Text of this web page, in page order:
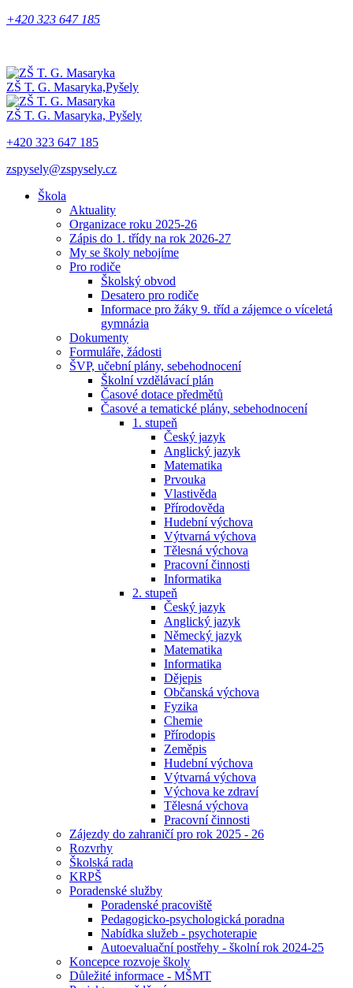
+420 323 647 185
ZŠ T. G. Masaryka,Pyšely
ZŠ T. G. Masaryka, Pyšely
+420 323 647 185
zspysely@zspysely.cz
Škola
Aktuality
Organizace roku 2025-26
Zápis do 1. třídy na rok 2026-27
My se školy nebojíme
Pro rodiče
Školský obvod
Desatero pro rodiče
Informace pro žáky 9. tříd a zájemce o víceletá
gymnázia
Dokumenty
Formuláře, žádosti
ŠVP, učební plány, sebehodnocení
Školní vzdělávací plán
Časové dotace předmětů
Časové a tematické plány, sebehodnocení
1. stupeň
Český jazyk
Anglický jazyk
Matematika
Prvouka
Vlastivěda
Přírodověda
Hudební výchova
Výtvarná výchova
Tělesná výchova
Pracovní činnosti
Informatika
2. stupeň
Český jazyk
Anglický jazyk
Německý jazyk
Matematika
Informatika
Dějepis
Občanská výchova
Fyzika
Chemie
Přírodopis
Zeměpis
Hudební výchova
Výtvarná výchova
Výchova ke zdraví
Tělesná výchova
Pracovní činnosti
Zájezdy do zahraničí pro rok 2025 - 26
Rozvrhy
Školská rada
KRPŠ
Poradenské služby
Poradenské pracoviště
Pedagogicko-psychologická poradna
Nabídka služeb - psychoterapie
Autoevaluační postřehy - školní rok 2024-25
Koncepce rozvoje školy
Důležité informace - MŠMT